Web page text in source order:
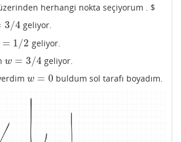
herhangi nokta seçiyorum . $
3/4
/ 4 geliyor.
= 1/2
1/ 2 geliyor.
w = 3/4
w=3/ 4
geliyor.
w = 0
w=0 buldum sol tarafı boyadım.